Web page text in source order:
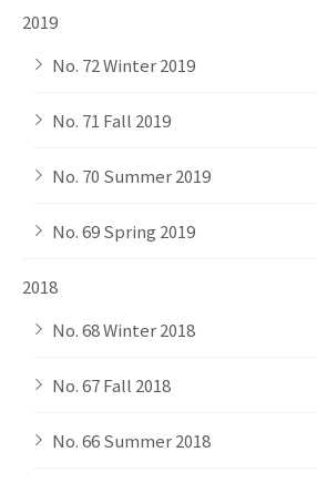
2019
No. 72 Winter 2019
No. 71 Fall 2019
No. 70 Summer 2019
No. 69 Spring 2019
2018
No. 68 Winter 2018
No. 67 Fall 2018
No. 66 Summer 2018